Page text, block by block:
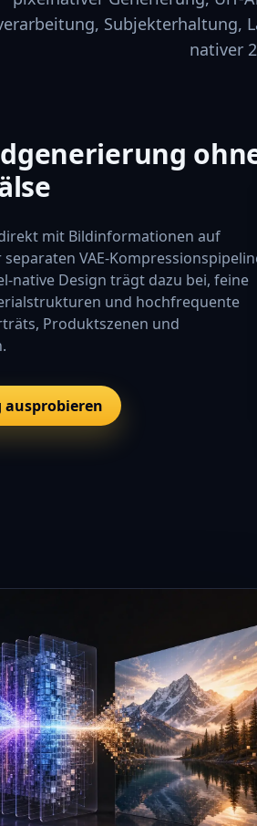
Subjekterhaltung,
nativer
mit Bildinformationen auf
VAE-
native Design trägt dazu bei, feine
und hochfrequente
Produktszenen und
ausprobieren